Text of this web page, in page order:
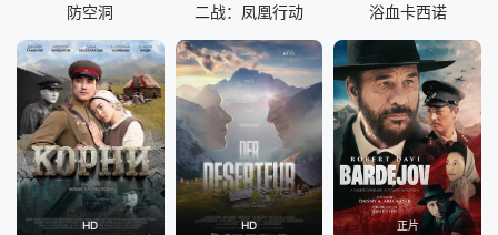
防空洞 二战：凤凰行动 浴血卡西诺
HD HD 正片